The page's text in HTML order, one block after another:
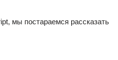
мы постараемся рассказать